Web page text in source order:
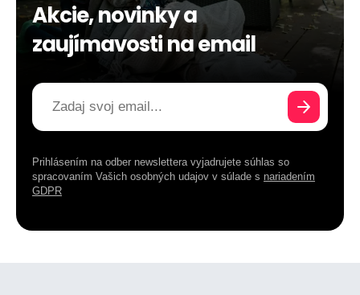
Akcie, novinky a
zaujímavosti na email
Prihlásením na odber newslettera vyjadrujete súhlas so
spracovaním Vašich osobných udajov v súlade s nariadením
GDPR